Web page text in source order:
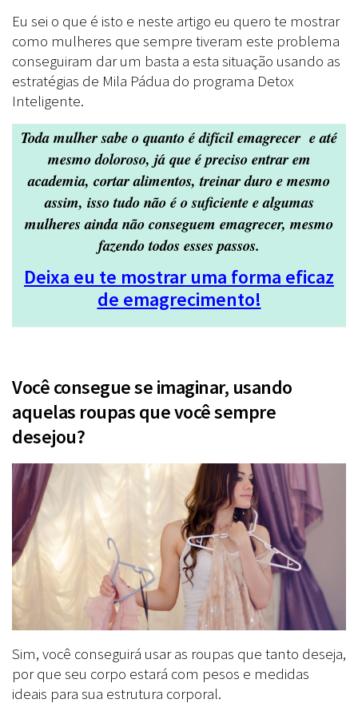
Eu sei o que é isto e neste artigo eu quero te mostrar
como mulheres que sempre tiveram este problema
conseguiram dar um basta a esta situação usando as
estratégias de Mila Pádua do programa Detox
Inteligente.
Toda mulher sabe o quanto é difícil emagrecer e até
mesmo doloroso, já que é preciso entrar em
academia, cortar alimentos, treinar duro e mesmo
assim, isso tudo não é o suficiente e algumas
mulheres ainda não conseguem emagrecer, mesmo
fazendo todos esses passos.
Deixa eu te mostrar uma forma eficaz
de emagrecimento!
Você consegue se imaginar, usando
aquelas roupas que você sempre
desejou?
Sim, você conseguirá usar as roupas que tanto deseja,
por que seu corpo estará com pesos e medidas
ideais para sua estrutura corporal.